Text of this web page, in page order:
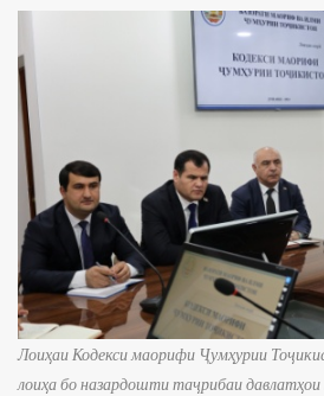
Лоиҳаи Кодекси маорифи Ҷумҳурии
лоиҳа бо назардошти таҷрибаи